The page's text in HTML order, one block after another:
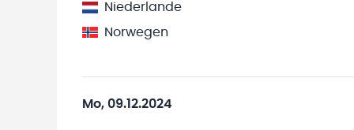
Niederlande
Norwegen
Mo, 09.12.2024